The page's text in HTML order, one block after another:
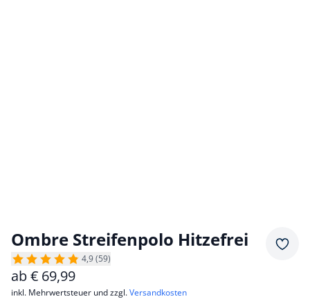
Ombre Streifenpolo Hitzefrei
4,9 (59)
ab€ 69,99
inkl. Mehrwertsteuer und zzgl.Versandkosten